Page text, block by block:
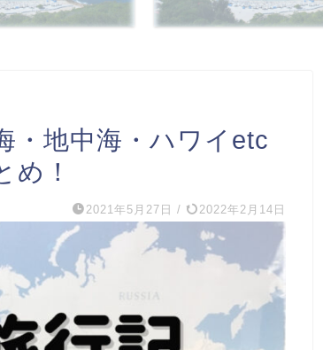
・地中海・ハワイetc
め！
2021年5月27日 / 2022年2月14日